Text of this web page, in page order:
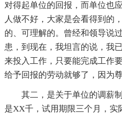
对得起单位的回报，而单位也
人做不好，大家是会看得到的
的、可理解的。曾经和领导说
患，到现在，我坦言的说，我
来投入工作，只要能完成工作
给予回报的劳动就够了，因为
其二，是关于单位的调薪
是XX千，试用期限三个月，实